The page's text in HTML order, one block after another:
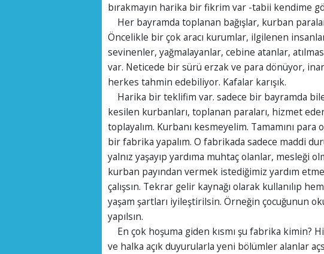
bırakmayın harika bir fikrim var -tabii kendime
Her bayramda toplanan bağışlar, kurban
Öncelikle bir çok aracı kurumlar, ilgilenen
sevinenler, yağmalayanlar, cebine atanlar,
var. Neticede bir sürü erzak ve para dönüyor,
herkes tahmin edebiliyor. Kafalar karışık.
Harika bir teklifim var. sadece bir bayramda
kesilen kurbanları, toplanan paraları, hizmet
toplayalım. Kurbanı kesmeyelim. Tamamını
bir fabrika yapalım. O fabrikada sadece maddi
yalnız yaşayıp yardıma muhtaç olanlar, mesleği
kurban payından vermek istediğimiz yardım
çalışsın. Tekrar gelir kaynağı olarak kullanılıp
yaşam şartları iyileştirilsin. Örneğin çocuğunun
yapılsın.
En çok hoşuma giden kısmı şu fabrika kimin?
ve halka açık duyurularla yeni bölümler alanlar